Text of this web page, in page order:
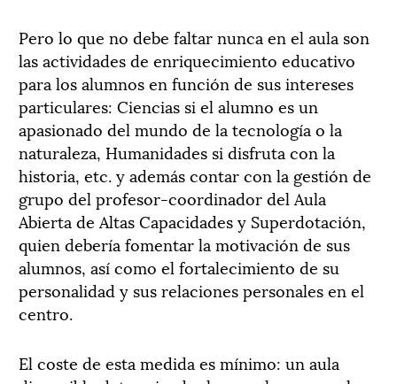
Pero lo que no debe faltar nunca en el aula son
las actividades de enriquecimiento educativo
para los alumnos en función de sus intereses
particulares: Ciencias si el alumno es un
apasionado del mundo de la tecnología o la
naturaleza, Humanidades si disfruta con la
historia, etc. y además contar con la gestión de
grupo del profesor-coordinador del Aula
Abierta de Altas Capacidades y Superdotación,
quien debería fomentar la motivación de sus
alumnos, así como el fortalecimiento de su
personalidad y sus relaciones personales en el
centro.
El coste de esta medida es mínimo: un aula